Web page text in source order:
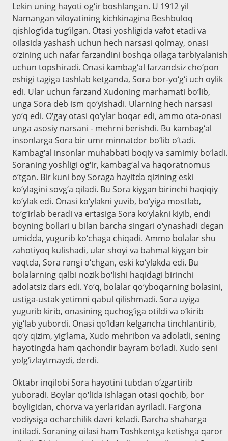
Lekin uning hayoti og‘ir boshlangan. U 1912 yil
Namangan viloyatining kichkinagina Beshbuloq
qishlog‘ida tug‘ilgan. Otasi yoshligida vafot etadi va
oilasida yashash uchun hech narsasi qolmay, onasi
o‘zining uch nafar farzandini boshqa oilaga tarbiyalanish
uchun topshiradi. Onasi kambag‘al farzandsiz cho‘pon
eshigi tagiga tashlab ketganda, Sora bor-yo‘g‘i uch oylik
edi. Ular uchun farzand Xudoning marhamati bo‘lib,
unga Sora deb ism qo‘yishadi. Ularning hech narsasi
yo‘q edi. O‘gay otasi qo‘ylar boqar edi, ammo ota-onasi
unga asosiy narsani - mehrni berishdi. Bu kambag‘al
insonlarga Sora bir umr minnatdor bo‘lib o‘tadi.
Kambag‘al insonlar muhabbati boqiy va samimiy bo‘ladi.
Soraning yoshligi og‘ir, kambag‘al va haqoratnomus
o‘tgan. Bir kuni boy Soraga hayitda qizining eski
ko‘ylagini sovg‘a qiladi. Bu Sora kiygan birinchi haqiqiy
ko‘ylak edi. Onasi ko‘ylakni yuvib, bo‘yiga mostlab,
to‘g‘irlab beradi va ertasiga Sora ko‘ylakni kiyib, endi
boyning bollari u bilan barcha singari o‘ynashadi degan
umidda, yugurib ko‘chaga chiqadi. Ammo bolalar shu
zahotiyoq kulishadi, ular shoyi va bahmal kiygan bir
vaqtda, Sora rangi o‘chgan, eski ko‘ylakda edi. Bu
bolalarning qalbi nozik bo‘lishi haqidagi birinchi
adolatsiz dars edi. Yo‘q, bolalar qo‘yboqarning bolasini,
ustiga-ustak yetimni qabul qilishmadi. Sora uyiga
yugurib kirib, onasining quchog‘iga otildi va o‘kirib
yig‘lab yubordi. Onasi qo‘ldan kelgancha tinchlantirib,
qo‘y qizim, yig‘lama, Xudo mehribon va adolatli, sening
hayotingda ham qachondir bayram bo‘ladi. Xudo seni
yolg‘izlaytmaydi, derdi.
Oktabr inqilobi Sora hayotini tubdan o‘zgartirib
yuboradi. Boylar qo‘lida ishlagan otasi qochib, bor
boyligidan, chorva va yerlaridan ayriladi. Farg‘ona
vodiysiga ocharchilik davri keladi. Barcha shaharga
intiladi. Soraning oilasi ham Toshkentga ketishga qaror